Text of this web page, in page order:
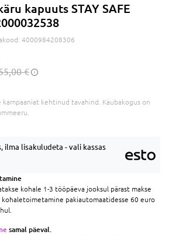
kapuuts STAY SAFE
4000984208306
€
kehtinud tavahind. Kaubakogus on
ilma lisakuludeta - vali kassas
kohale 1-3 tööpäeva jooksul pärast makse
kohaletoimetamine pakiautomaatidesse 60 euro
samal päeval.